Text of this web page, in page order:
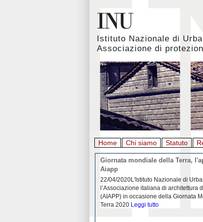
Istituto Nazionale di
Associazione di
Home Chi siamo Statuto
Giornata mondiale della Terra,
Aiapp
22/04/2020L'Istituto Nazionale di
l’Associazione italiana di architettura
(AIAPP) in occasione della Giornata
Terra 2020 Leggi tutto